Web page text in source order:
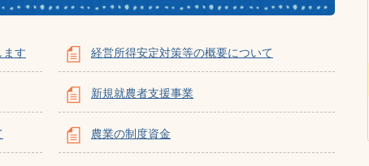
ます 経営所得安定対策等の概要について
新規就農者支援事業
農業の制度資金